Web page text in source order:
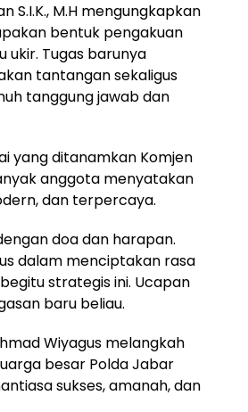
S.I.K., M.H mengungkapkan
bentuk pengakuan
ukir. Tugas barunya
tantangan sekaligus
tanggung jawab dan
yang ditanamkan Komjen
anggota menyatakan
dan terpercaya.
doa dan harapan.
dalam menciptakan rasa
strategis ini. Ucapan
baru beliau.
Wiyagus melangkah
besar Polda Jabar
sukses, amanah, dan